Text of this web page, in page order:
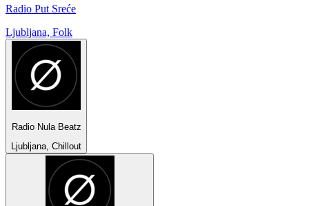
Radio Put Sreće
Ljubljana, Folk
Radio Nula Beatz
Ljubljana, Chillout